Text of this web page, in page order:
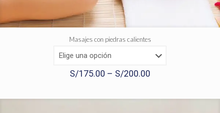
Masajes con piedras calientes
S/175.00 – S/200.00